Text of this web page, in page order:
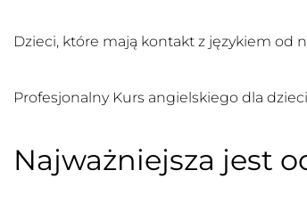
Dzieci, które mają kontakt z językiem od
Profesjonalny Kurs angielskiego dla
Najważniejsza jest